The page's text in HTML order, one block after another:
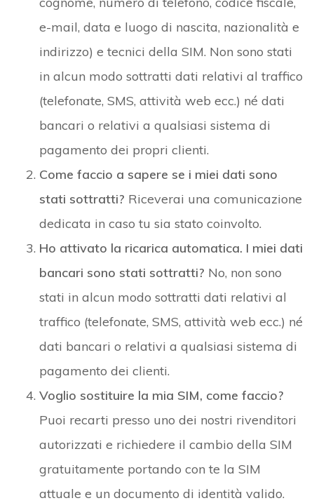
e-mail, data e luogo di nascita, nazionalità e
indirizzo) e tecnici della SIM. Non sono stati
in alcun modo sottratti dati relativi al traffico
(telefonate, SMS, attività web ecc.) né dati
bancari o relativi a qualsiasi sistema di
pagamento dei propri clienti.
Come faccio a sapere se i miei dati sono
stati sottratti? Riceverai una comunicazione
dedicata in caso tu sia stato coinvolto.
Ho attivato la ricarica automatica. I miei dati
bancari sono stati sottratti? No, non sono
stati in alcun modo sottratti dati relativi al
traffico (telefonate, SMS, attività web ecc.) né
dati bancari o relativi a qualsiasi sistema di
pagamento dei clienti.
Voglio sostituire la mia SIM, come faccio?
Puoi recarti presso uno dei nostri rivenditori
autorizzati e richiedere il cambio della SIM
gratuitamente portando con te la SIM
attuale e un documento di identità valido.